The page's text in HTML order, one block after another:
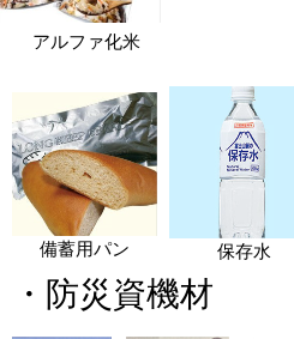
アルファ化米
備蓄用パン 保存水
・防災資機材